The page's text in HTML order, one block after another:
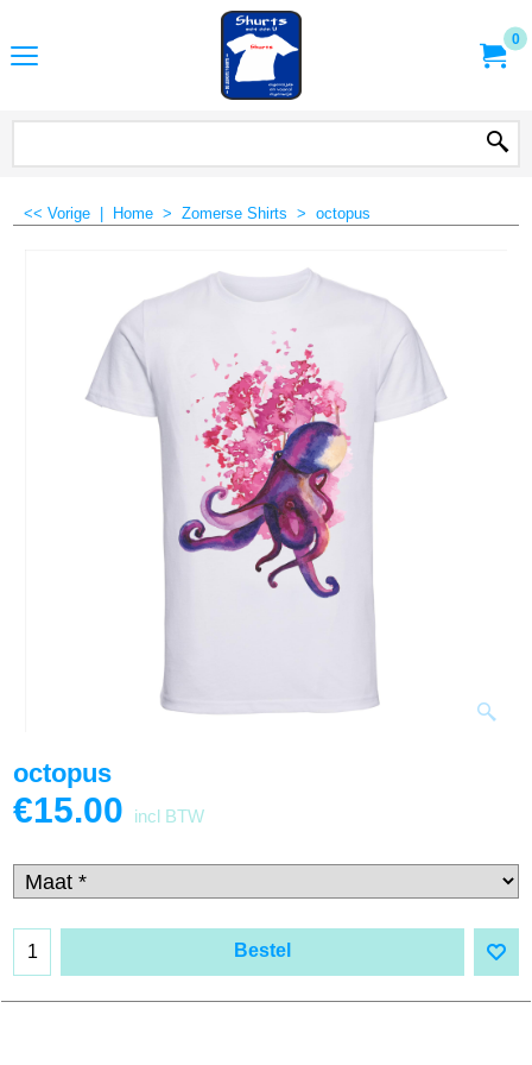
0
<< Vorige Home > Zomerse Shirts > octopus
octopus
€15.00 incl BTW
Bestel